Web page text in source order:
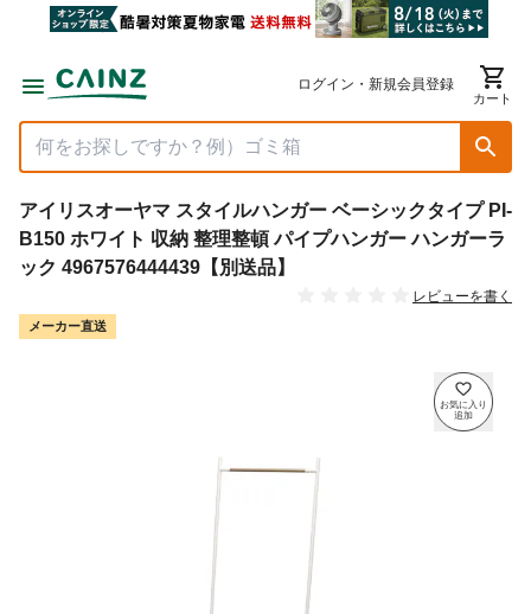
ログイン・新規会員登録
カート
アイリスオーヤマ スタイルハンガー ベーシックタイプ PI-
B150 ホワイト 収納 整理整頓 パイプハンガー ハンガーラ
ック 4967576444439【別送品】
レビューを書く
メーカー直送